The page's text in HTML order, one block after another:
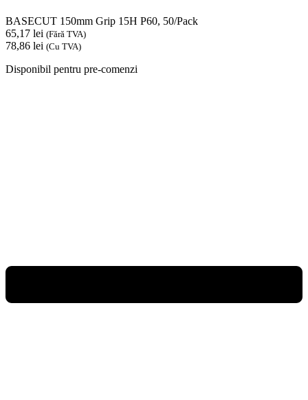
BASECUT 150mm Grip 15H P60, 50/Pack
65,17 lei (Fără TVA)
78,86 lei (Cu TVA)
Disponibil pentru pre-comenzi